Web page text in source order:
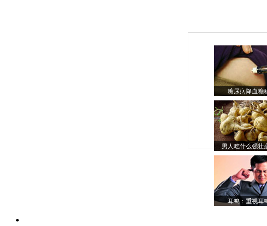
糖尿病降血糖
男人吃什么强壮
耳鸣：重视耳